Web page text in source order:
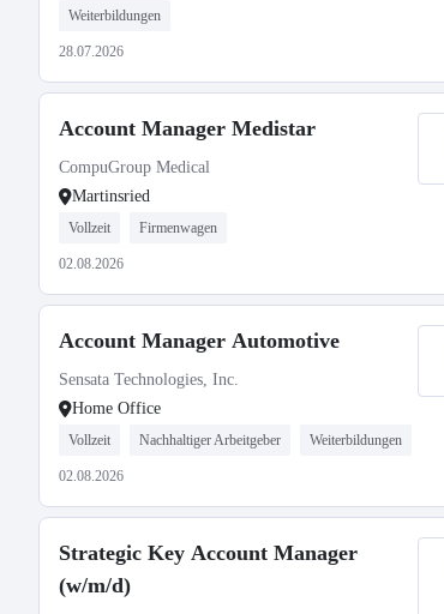
Weiterbildungen
28.07.2026
Account Manager Medistar
CompuGroup Medical
Martinsried
Vollzeit Firmenwagen
02.08.2026
Account Manager Automotive
Sensata Technologies, Inc.
Home Office
Vollzeit Nachhaltiger Arbeitgeber Weiterbildungen
02.08.2026
Strategic Key Account Manager
(w/m/d)